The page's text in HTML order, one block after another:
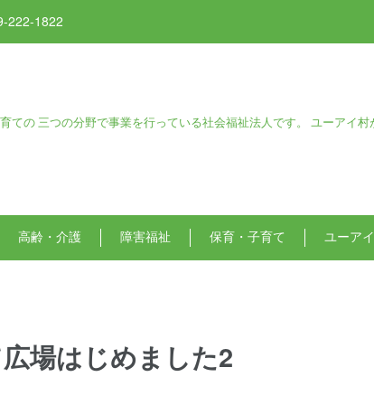
222-1822
ての 三つの分野で事業を行っている社会福祉法人です。 ユーアイ
高齢・介護 障害福祉 保育・子育て ユーア
場はじめました2